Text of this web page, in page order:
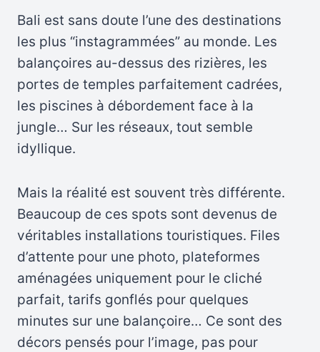
Bali est sans doute l’une des destinations
les plus “instagrammées” au monde. Les
balançoires au-dessus des rizières, les
portes de temples parfaitement cadrées,
les piscines à débordement face à la
jungle… Sur les réseaux, tout semble
idyllique.
Mais la réalité est souvent très différente.
Beaucoup de ces spots sont devenus de
véritables installations touristiques. Files
d’attente pour une photo, plateformes
aménagées uniquement pour le cliché
parfait, tarifs gonflés pour quelques
minutes sur une balançoire… Ce sont des
décors pensés pour l’image, pas pour